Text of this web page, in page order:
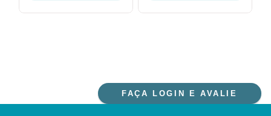
FAÇA LOGIN E AVALIE